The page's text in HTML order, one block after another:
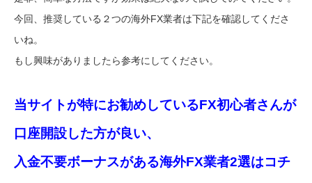
今回、推奨している２つの海外FX業者は下記を確認してくださ
いね。
もし興味がありましたら参考にしてください。
当サイトが特にお勧めしているFX初心者さんが
口座開設した方が良い、
入金不要ボーナスがある海外FX業者2選はコチ